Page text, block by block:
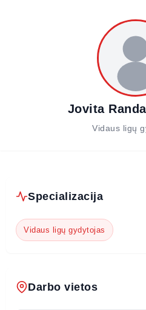
Jovita
Vidaus ligų
Specializacija
Vidaus ligų gydytojas
Darbo vietos